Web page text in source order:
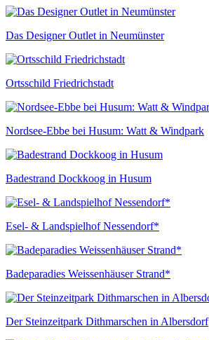
Das Designer Outlet in Neumünster
Ortsschild Friedrichstadt
Nordsee-Ebbe bei Husum: Watt & Windpark
Badestrand Dockkoog in Husum
Esel- & Landspielhof Nessendorf*
Badeparadies Weissenhäuser Strand*
Der Steinzeitpark Dithmarschen in Albersdorf